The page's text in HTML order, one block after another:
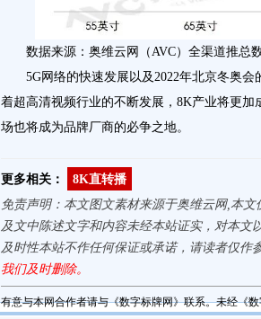
数据来源：奥维云网（AVC）全渠道推总
5G网络的快速发展以及2022年北京冬奥
着超高清视频行业的不断发展，8K产业将更加
场也将成为品牌厂商的必争之地。
更多相关：
8K直转播
免责声明：本文图文素材来源于奥维云网,本
及文中陈述文字和内容未经本站证实，对本文
及时性本站不作任何保证或承诺，请读者仅作
我们及时删除。
有意与本网合作者请与《数字标牌网》联系。未经《